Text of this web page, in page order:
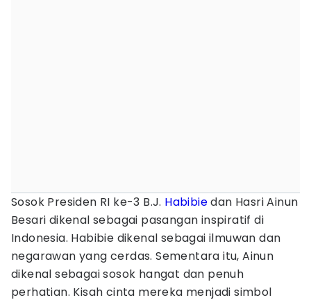
Sosok Presiden RI ke-3 B.J. Habibiedan Hasri Ainun
Besari dikenal sebagai pasangan inspiratif di
Indonesia. Habibie dikenal sebagai ilmuwan dan
negarawan yang cerdas. Sementara itu, Ainun
dikenal sebagai sosok hangat dan penuh
perhatian. Kisah cinta mereka menjadi simbol